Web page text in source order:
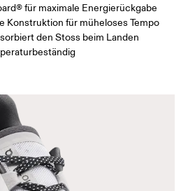
für maximale Energierückgabe
Konstruktion für müheloses Tempo
den Stoss beim Landen